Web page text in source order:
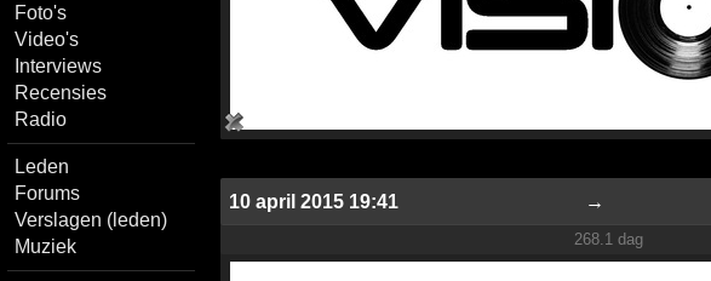
Foto's
Video's
Interviews
Recensies
Radio
Leden
Forums
Verslagen (leden)
Muziek
10 april 2015 19:41 →
268.1 dag